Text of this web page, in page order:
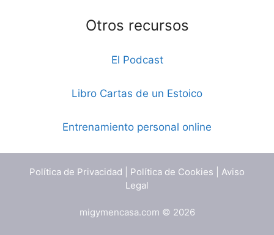
Otros recursos
El Podcast
Libro Cartas de un Estoico
Entrenamiento personal online
Política de Privacidad Política de Cookies
Aviso
Legal
migymencasa.com © 2026